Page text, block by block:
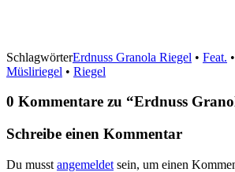
SchlagwörterErdnuss Granola Riegel • Feat. •
Müsliriegel • Riegel
0 Kommentare zu “Erdnuss
Schreibe einen Kommentar
Du musst angemeldet sein, um einen